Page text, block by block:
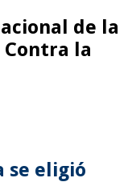
de la
Contra la
se eligió